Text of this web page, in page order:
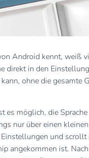
Android kennt, weiß
direkt in den
ohne die gesamte
es möglich, die
nur über einen
und scrollt
angekommen ist.